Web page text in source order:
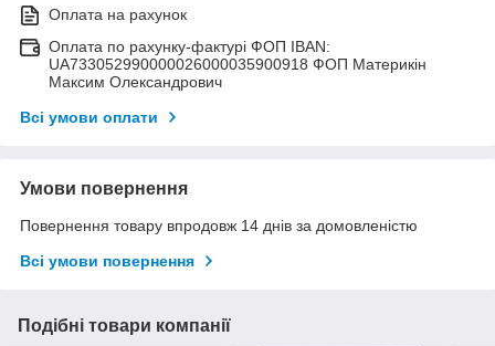
Оплата на рахунок
Оплата по рахунку-фактурі ФОП IBAN:
UA733052990000026000035900918 ФОП Материкін
Максим Олександрович
Всі умови оплати
Умови повернення
Повернення товару впродовж 14 днів за домовленістю
Всі умови повернення
Подібні товари компанії